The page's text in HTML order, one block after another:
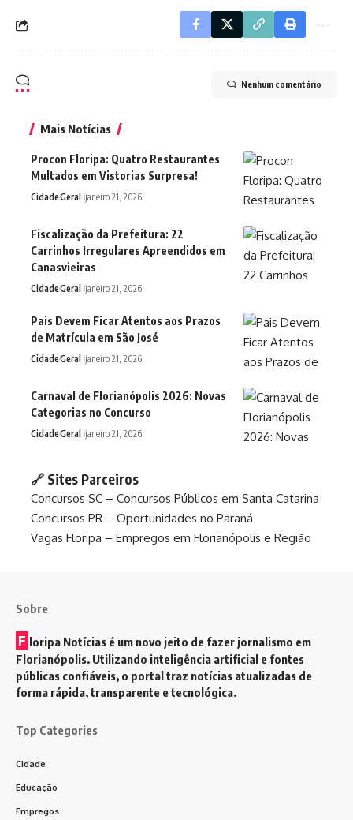
Nenhum comentário
Mais Notícias
Procon Floripa: Quatro Restaurantes
Multados em Vistorias Surpresa!
CidadeGeral janeiro 21, 2026
Fiscalização da Prefeitura: 22
Carrinhos Irregulares Apreendidos em
Canasvieiras
CidadeGeral janeiro 21, 2026
Pais Devem Ficar Atentos aos Prazos
de Matrícula em São José
CidadeGeral janeiro 21, 2026
Carnaval de Florianópolis 2026: Novas
Categorias no Concurso
CidadeGeral janeiro 21, 2026
🔗 Sites Parceiros
Concursos SC – Concursos Públicos em Santa Catarina
Concursos PR – Oportunidades no Paraná
Vagas Floripa – Empregos em Florianópolis e Região
Sobre
F loripa Notícias é um novo jeito de fazer jornalismo em
Florianópolis. Utilizando inteligência artificial e fontes
públicas confiáveis, o portal traz notícias atualizadas de
forma rápida, transparente e tecnológica.
Top Categories
Cidade
Educação
Empregos